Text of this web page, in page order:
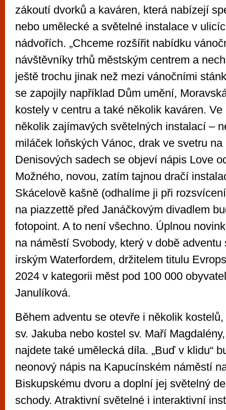
zákoutí dvorků a kaváren, která nabízejí
nebo umělecké a světelné instalace v
nádvořích. „Chceme rozšířit nabídku
návštěvníky trhů městským centrem a
ještě trochu jinak než mezi vánočními
se zapojily například Dům umění,
kostely v centru a také několik kaváren.
několik zajímavých světelných instalací –⁠⁠
miláček loňských Vánoc, drak ve svetru
Denisových sadech se objeví nápis Love
Možného, novou, zatím tajnou dračí
Skácelově kašně (odhalíme ji při
na piazzettě před Janáčkovým divadlem
fotopoint. A to není všechno. Úplnou
na náměstí Svobody, který v době adventu
irským Waterfordem, držitelem titulu
2024 v kategorii měst pod 100 000
Janulíková.
Během adventu se otevře i několik
sv. Jakuba nebo kostel sv. Maří
najdete také umělecká díla. „Buď v klidu“
neonový nápis na Kapucínském náměstí
Biskupskému dvoru a doplní jej světelný
schody. Atraktivní světelné i interaktivní